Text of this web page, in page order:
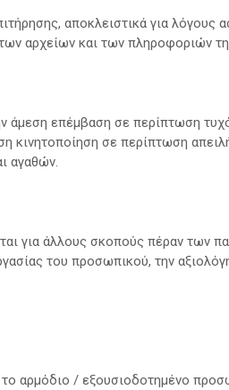
αποκλειστικά για
αρχείων και των πληροφοριών
άμεση επέμβαση σε περίπτωση
κινητοποίηση σε περίπτωση
αγαθών.
για άλλους σκοπούς πέραν
του προσωπικού, την
αρμόδιο / εξουσιοδοτημένο